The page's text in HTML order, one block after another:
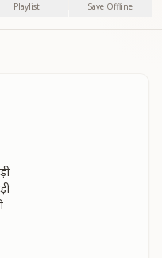
Playlist Save Offline